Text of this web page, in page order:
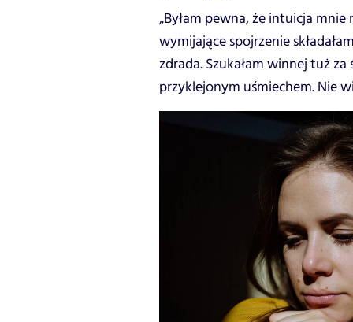
„Byłam pewna, że intuicja
wymijające spojrzenie
zdrada. Szukałam winnej tuż
przyklejonym uśmiechem. Nie